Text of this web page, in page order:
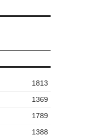
1813
1369
1789
1388